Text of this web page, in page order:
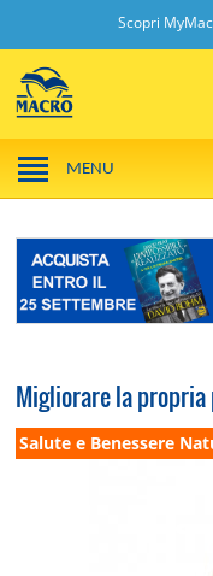
Scopri
MENU
Migliorare la
Salute e Benessere